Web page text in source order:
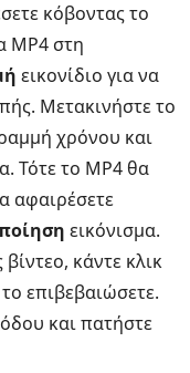
κόβοντας το
MP4 στη
εικονίδιο για να
Μετακινήστε το
χρόνου και
Τότε το MP4 θα
αφαιρέσετε
εικόνισμα.
κάντε κλικ
επιβεβαιώσετε.
και πατήστε